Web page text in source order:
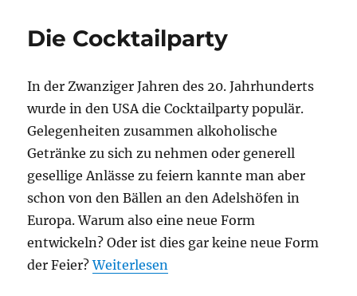
Die Cocktailparty
In der Zwanziger Jahren des 20. Jahrhunderts
wurde in den USA die Cocktailparty populär.
Gelegenheiten zusammen alkoholische
Getränke zu sich zu nehmen oder generell
gesellige Anlässe zu feiern kannte man aber
schon von den Bällen an den Adelshöfen in
Europa. Warum also eine neue Form
entwickeln? Oder ist dies gar keine neue Form
der Feier?Weiterlesen